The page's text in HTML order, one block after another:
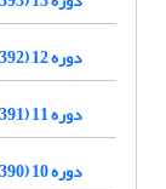
دوره 12 (1392)
دوره 11 (1391)
دوره 10 (1390)